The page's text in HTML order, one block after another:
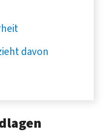
davon